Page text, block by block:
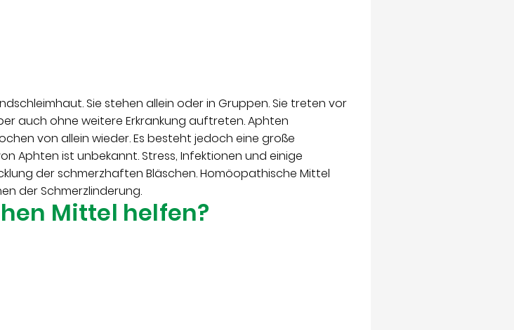
Sie stehen allein oder in Gruppen. Sie treten vor
auch ohne weitere Erkrankung auftreten. Aphten
von allein wieder. Es besteht jedoch eine große
Aphten ist unbekannt. Stress, Infektionen und einige
der schmerzhaften Bläschen. Homöopathische Mittel
der Schmerzlinderung.
Mittel helfen?